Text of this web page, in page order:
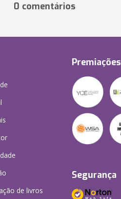
0 comentários
de livros
Premiações
Segurança